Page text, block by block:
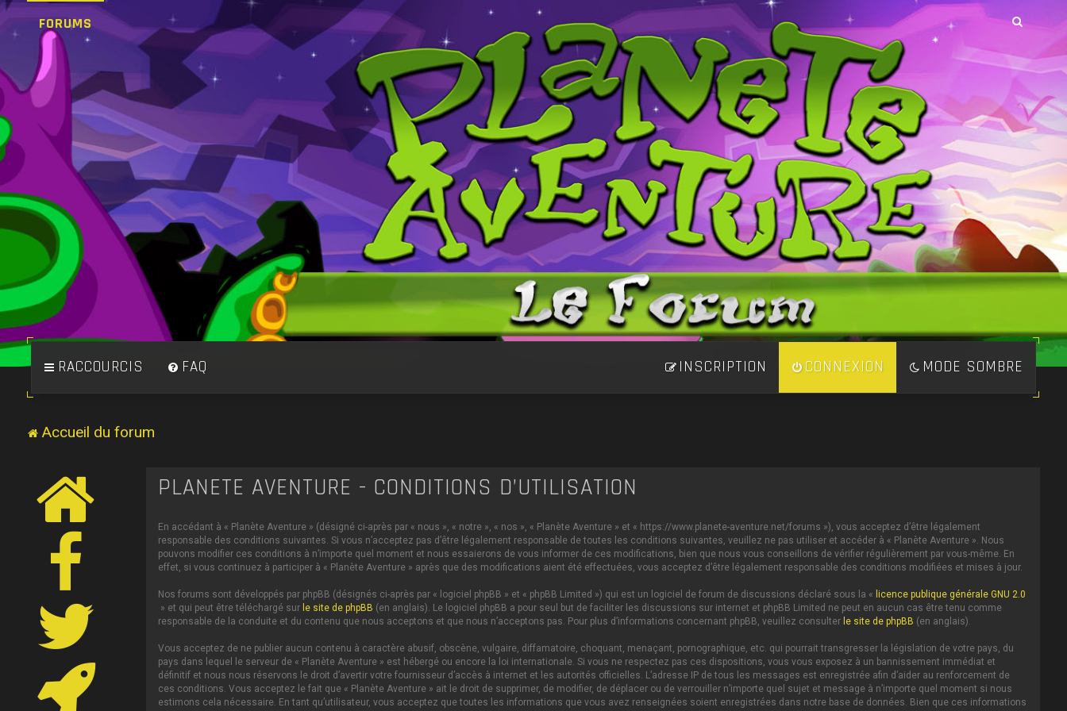
FORUMS
RACCOURCIS MODE SOMBRE
FAQ CONNEXION
INSCRIPTION
Accueil du forum
PLANÈTE AVENTURE - CONDITIONS D’UTILISATION
En accédant à « Planète Aventure » (désigné ci-après par « nous », « notre », « nos », « Planète Aventure » et « https://www.planete-aventure.net/forums »), vous acceptez d’être légalement
responsable des conditions suivantes. Si vous n’acceptez pas d’être légalement responsable de toutes les conditions suivantes, veuillez ne pas utiliser et accéder à « Planète Aventure ». Nous
pouvons modifier ces conditions à n’importe quel moment et nous essaierons de vous informer de ces modifications, bien que nous vous conseillons de vérifier régulièrement par vous-même. En
effet, si vous continuez à participer à « Planète Aventure » après que des modifications aient été effectuées, vous acceptez d’être légalement responsable des conditions modifiées et mises à jour.
Nos forums sont développés par phpBB (désignés ci-après par « logiciel phpBB » et « phpBB Limited ») qui est un logiciel de forum de discussions déclaré sous la « licence publique générale GNU 2.0
» et qui peut être téléchargé sur le site de phpBB (en anglais). Le logiciel phpBB a pour seul but de faciliter les discussions sur internet et phpBB Limited ne peut en aucun cas être tenu comme
responsable de la conduite et du contenu que nous acceptons et que nous n’acceptons pas. Pour plus d’informations concernant phpBB, veuillez consulter le site de phpBB (en anglais).
Vous acceptez de ne publier aucun contenu à caractère abusif, obscène, vulgaire, diffamatoire, choquant, menaçant, pornographique, etc. qui pourrait transgresser la législation de votre pays, du
pays dans lequel le serveur de « Planète Aventure » est hébergé ou encore la loi internationale. Si vous ne respectez pas ces dispositions, vous vous exposez à un bannissement immédiat et
définitif et nous nous réservons le droit d’avertir votre fournisseur d’accès à internet et les autorités officielles. L’adresse IP de tous les messages est enregistrée afin d’aider au renforcement de
ces conditions. Vous acceptez le fait que « Planète Aventure » ait le droit de supprimer, de modifier, de déplacer ou de verrouiller n’importe quel sujet et message à n’importe quel moment si nous
estimons cela nécessaire. En tant qu’utilisateur, vous acceptez que toutes les informations que vous avez renseignées soient enregistrées dans notre base de données. Bien que ces informations